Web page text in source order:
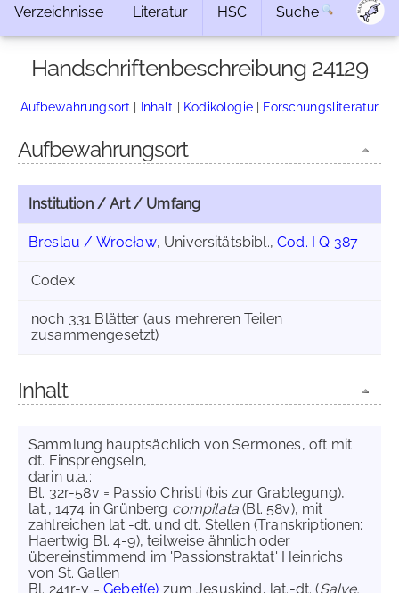
Verzeichnisse Literatur HSC Suche
Handschriftenbeschreibung 24129
Aufbewahrungsort | Inhalt | Kodikologie| Forschungsliteratur
Aufbewahrungsort
Institution / Art / Umfang
Breslau / Wrocław, Universitätsbibl.,Cod. I Q 387
Codex
noch 331 Blätter (aus mehreren Teilen
zusammengesetzt)
Inhalt
Sammlung hauptsächlich von Sermones, oft mit
dt. Einsprengseln,
darin u.a.:
Bl. 32r-58v = Passio Christi (bis zur Grablegung),
lat., 1474 in Grünberg compilata (Bl. 58v), mit
zahlreichen lat.-dt. und dt. Stellen (Transkriptionen:
Haertwig Bl. 4-9), teilweise ähnlich oder
übereinstimmend im 'Passionstraktat' Heinrichs
von St. Gallen
Bl. 241r-v =Gebet(e) zum Jesuskind, lat.-dt. (Salve,